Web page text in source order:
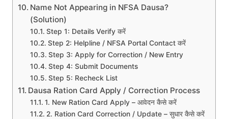
Name Not Appearing in NFSA Dausa?
(Solution)
Step 1: Details Verify करें
Step 2: Helpline / NFSA Portal Contact करें
Step 3: Apply for Correction / New Entry
Step 4: Submit Documents
Step 5: Recheck List
Dausa Ration Card Apply / Correction Process
1. New Ration Card Apply – आवेदन कैसे करें
2. Ration Card Correction / Update – सुधार कैसे करें